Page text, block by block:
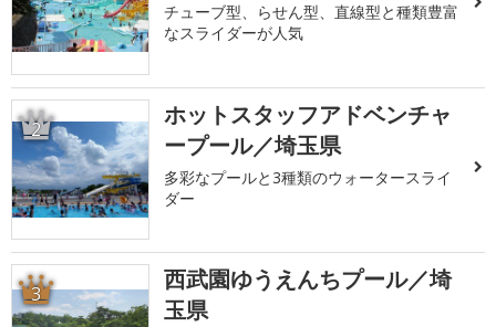
チューブ型、らせん型、直線型と種類豊富
なスライダーが人気
2
ホットスタッフアドベンチャ
ープール／埼玉県
多彩なプールと3種類のウォータースライ
ダー
3
西武園ゆうえんちプール／埼
玉県